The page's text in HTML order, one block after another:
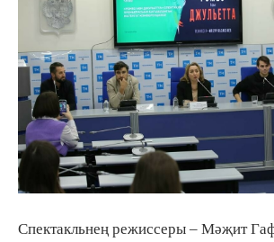
Спектакльнең режиссеры – Мәҗит